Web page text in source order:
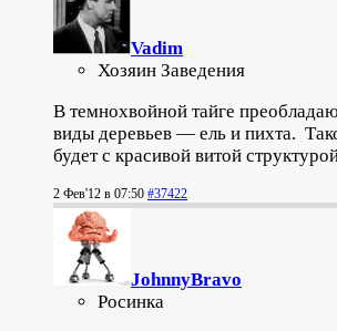
Vadim
Хозяин Заведения
В темнохвойной тайге
виды деревьев — ель и пихта.
будет с красивой витой
2 Фев'12 в 07:50 #37422
JohnnyBravo
Росинка